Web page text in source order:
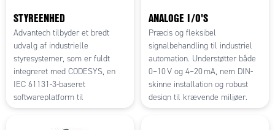
STYREENHED
Advantech tilbyder et bredt
udvalg af industrielle
styresystemer, som er fuldt
integreret med CODESYS, en
IEC 61131-3-baseret
softwareplatform til
automationsprogrammering.
ANALOGE I/O'S
Præcis og fleksibel
signalbehandling til industriel
automation. Understøtter både
0–10 V og 4–20 mA, nem DIN-
skinne installation og robust
design til krævende miljøer.
Perfekt til temperatur-, tryk- og